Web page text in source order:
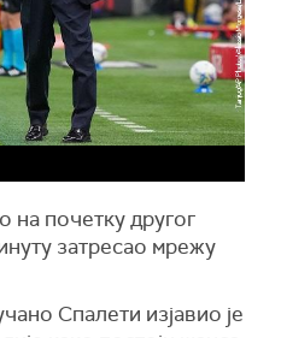
на почетку другог
затресао мрежу
Спалети изјавио је